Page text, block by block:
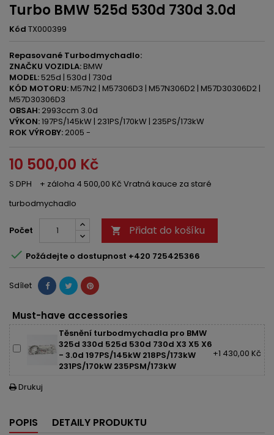
Turbo BMW 525d 530d 730d 3.0d
Kód TX000399
Repasované Turbodmychadlo:
ZNAČKU VOZIDLA:BMW
MODEL:525d | 530d | 730d
KÓD MOTORU:M57N2 | M57306D3 | M57N306D2 | M57D30306D2 |
M57D30306D3
OBSAH: 2993ccm 3.0d
VÝKON:197PS/145kW | 231PS/170kW | 235PS/173kW
ROK VÝROBY: 2005 -
10 500,00 Kč
S DPH
+ záloha 4 500,00 Kč Vratná kauce za staré
turbodmychadlo
Počet  Přidat do košíku
 Požádejte o dostupnost +420 725425366
Sdílet
Must-have accessories
Těsnění turbodmychadla pro BMW
325d 330d 525d 530d 730d X3 X5 X6
- 3.0d 197PS/145kW 218PS/173kW
231PS/170kW 235PSM/173kW
+1 430,00 Kč
 Drukuj
POPIS DETAILY PRODUKTU